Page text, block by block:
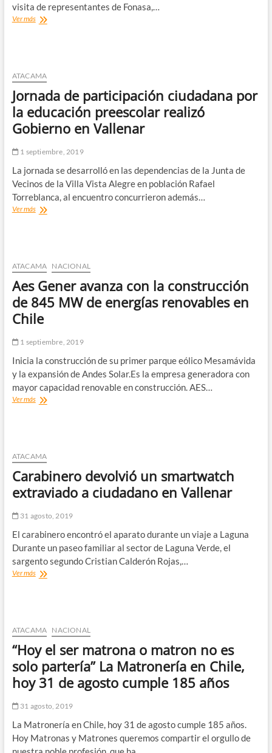
visita de representantes de Fonasa,…
Ver másEscuela
de
100
libros
obsequiados
por
Fonasa
ATACAMA
Jornada de participación ciudadana por
la educación preescolar realizó
Gobierno en Vallenar
1 septiembre, 2019
La jornada se desarrolló en las dependencias de la Junta de
Vecinos de la Villa Vista Alegre en población Rafael
Torreblanca, al encuentro concurrieron además…
Ver másJornada
la
educación
preescolar
realizó
Gobierno
en
ATACAMA NACIONAL
Aes Gener avanza con la construcción
de 845 MW de energías renovables en
Chile
1 septiembre, 2019
Inicia la construcción de su primer parque eólico Mesamávida
y la expansión de Andes Solar.Es la empresa generadora con
mayor capacidad renovable en construcción. AES…
Ver másAes
construcción
de
845
de
renovables
en
Chile
ATACAMA
Carabinero devolvió un smartwatch
extraviado a ciudadano en Vallenar
31 agosto, 2019
El carabinero encontró el aparato durante un viaje a Laguna
Durante un paseo familiar al sector de Laguna Verde, el
sargento segundo Cristian Calderón Rojas,…
Ver másCarabinero
a
ciudadano
en
Vallenar
ATACAMA NACIONAL
“Hoy el ser matrona o matron no es
solo partería” La Matronería en Chile,
hoy 31 de agosto cumple 185 años
31 agosto, 2019
La Matronería en Chile, hoy 31 de agosto cumple 185 años.
Hoy Matronas y Matrones queremos compartir el orgullo de